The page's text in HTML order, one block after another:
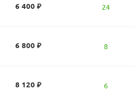
6 400 ₽ 24
6 800 ₽ 8
8 120 ₽ 6